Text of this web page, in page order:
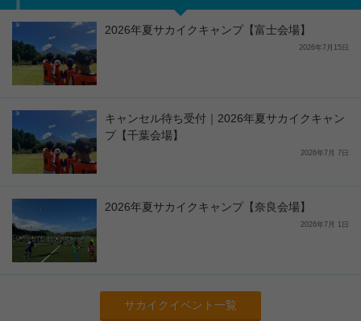
2026年夏サカイクキャンプ【富士会場】
2026年7月15日
キャンセル待ち受付｜2026年夏サカイクキャン
プ【千葉会場】
2026年7月 7日
2026年夏サカイクキャンプ【奈良会場】
2026年7月 1日
サカイクイベント一覧